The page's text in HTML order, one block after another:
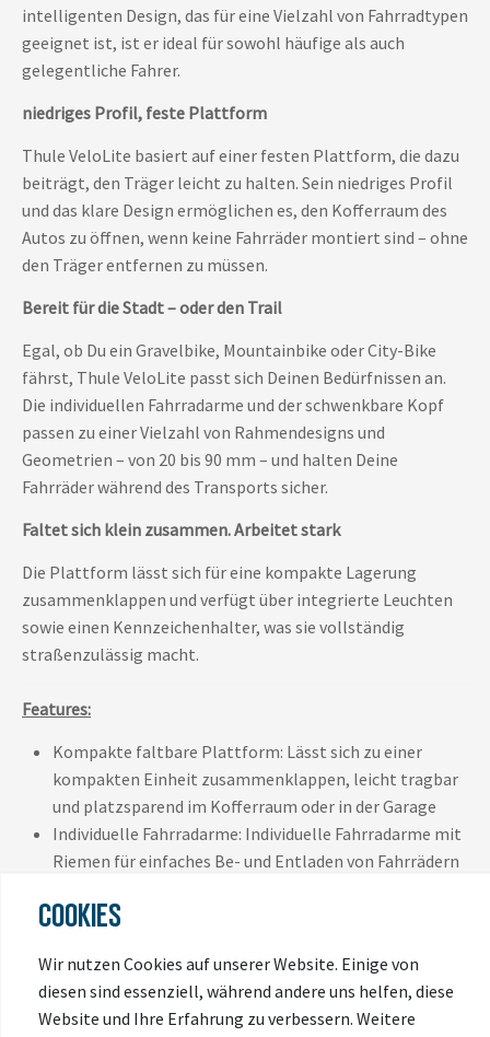
intelligenten Design, das für eine Vielzahl von Fahrradtypen
geeignet ist, ist er ideal für sowohl häufige als auch
gelegentliche Fahrer.
niedriges Profil, feste Plattform
Thule VeloLite basiert auf einer festen Plattform, die dazu
beiträgt, den Träger leicht zu halten. Sein niedriges Profil
und das klare Design ermöglichen es, den Kofferraum des
Autos zu öffnen, wenn keine Fahrräder montiert sind – ohne
den Träger entfernen zu müssen.
Bereit für die Stadt – oder den Trail
Egal, ob Du ein Gravelbike, Mountainbike oder City-Bike
fährst, Thule VeloLite passt sich Deinen Bedürfnissen an.
Die individuellen Fahrradarme und der schwenkbare Kopf
passen zu einer Vielzahl von Rahmendesigns und
Geometrien – von 20 bis 90 mm – und halten Deine
Fahrräder während des Transports sicher.
Faltet sich klein zusammen. Arbeitet stark
Die Plattform lässt sich für eine kompakte Lagerung
zusammenklappen und verfügt über integrierte Leuchten
sowie einen Kennzeichenhalter, was sie vollständig
straßenzulässig macht.
Features:
Kompakte faltbare Plattform: Lässt sich zu einer
kompakten Einheit zusammenklappen, leicht tragbar
und platzsparend im Kofferraum oder in der Garage
Individuelle Fahrradarme: Individuelle Fahrradarme mit
Riemen für einfaches Be- und Entladen von Fahrrädern
Kofferraum, ohne den Träger entfernen zu müssen,
Radgurt-Organizer: Der Parkschlitz für den Radgurt
sorgt dafür, dass die Radgurte beim Verladen von
Fahrrädern ordentlich verstaut bleiben.
COOKIES
Wir nutzen Cookies auf unserer Website. Einige von
diesen sind essenziell, während andere uns helfen, diese
Website und Ihre Erfahrung zu verbessern. Weitere